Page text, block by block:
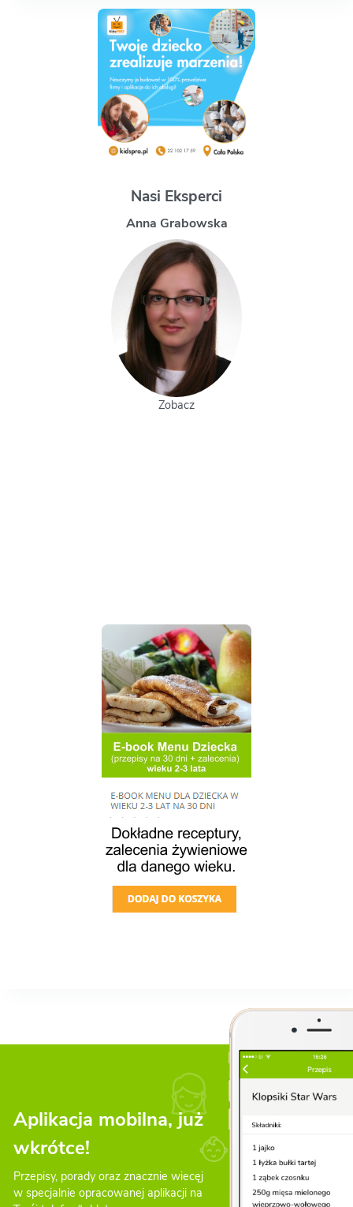
Nasi Eksperci
Magdalena Uchman
Aplikacja mobilna, już
wkrótce!
Przepisy, porady oraz znacznie wiecęj
w specjalnie opracowanej aplikacji na